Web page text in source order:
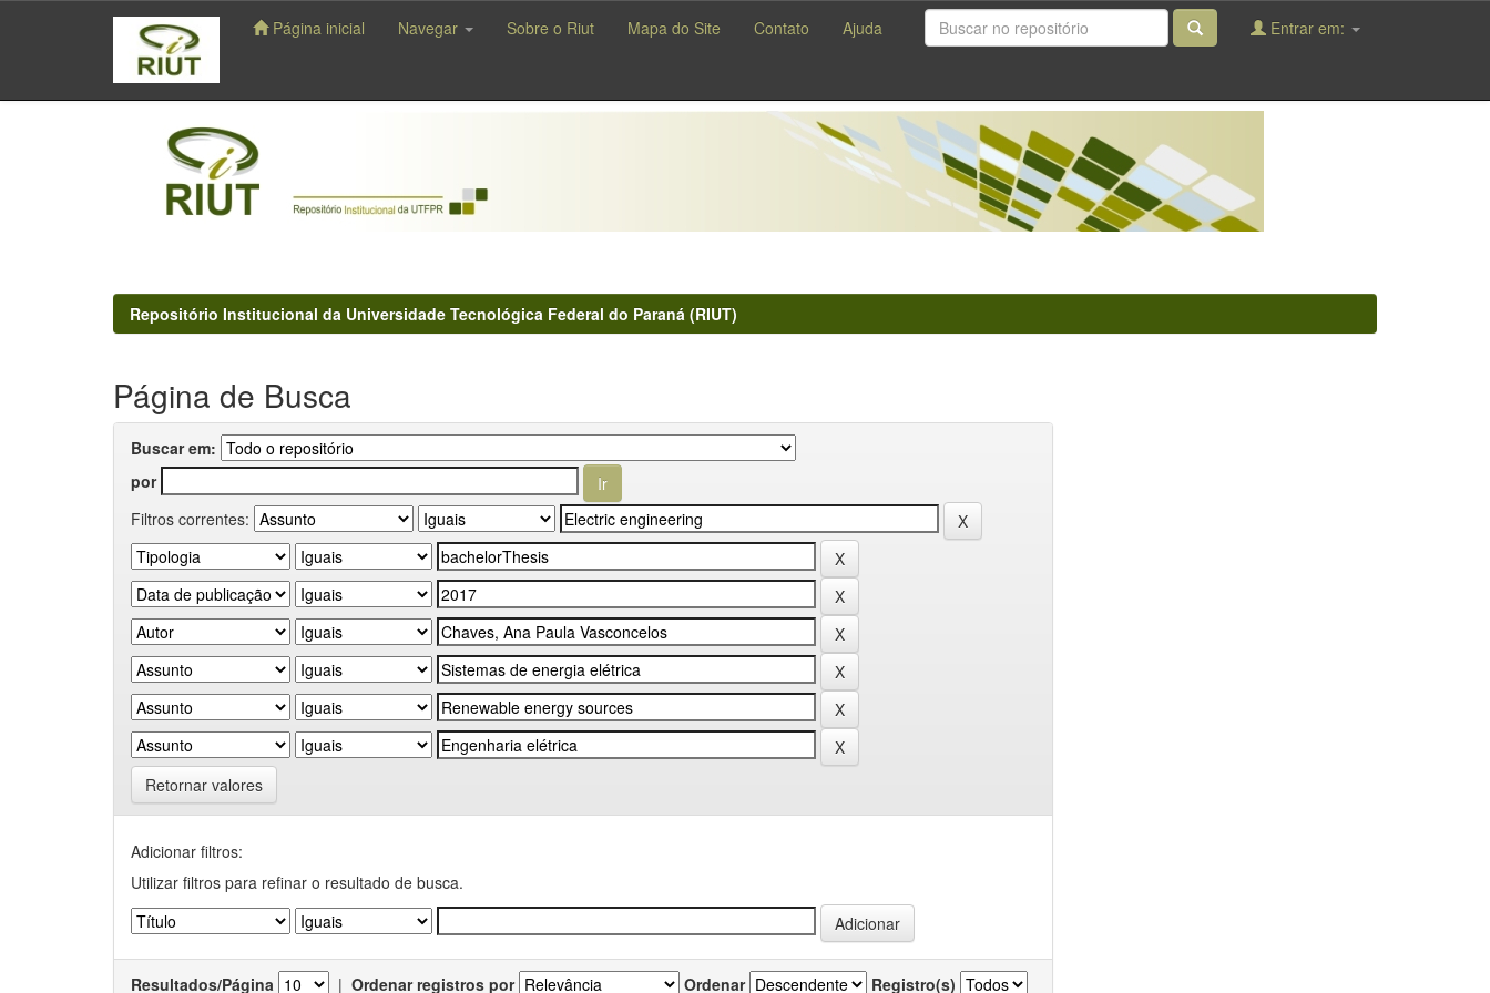
navigation
Página inicial Navegar Sobre o Riut Mapa do Site Contato Ajuda Entrar em:
Repositório Institucional da Universidade Tecnológica Federal do Paraná (RIUT)
Página de Busca
Buscar em:
por
Filtros correntes:
Retornar valores
Adicionar filtros:
Utilizar filtros para refinar o resultado de busca.
Resultados/Página | Ordenar registros por Ordenar Registro(s)